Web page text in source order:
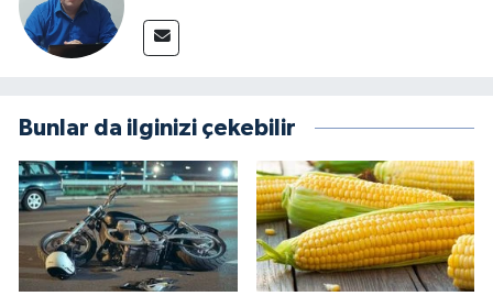
Bunlar da ilginizi çekebilir